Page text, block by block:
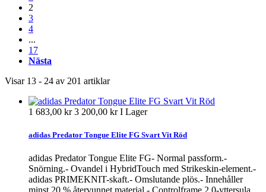
2
3
4
...
17
Nästa
Visar 13 - 24 av 201 artiklar
1 683,00 kr3 200,00 krI Lager
adidas Predator Tongue Elite FG Svart Vit Röd
adidas Predator Tongue Elite FG- Normal passform.-
Snörning.- Ovandel i HybridTouch med Strikeskin-element.-
adidas PRIMEKNIT-skaft.- Omslutande plös.- Innehåller